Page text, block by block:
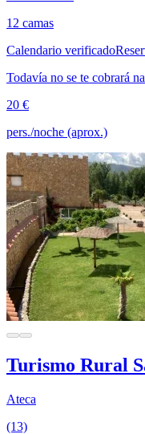
12 camas
Calendario verificado
Todavía no se te cobrará
20 €
pers./noche (aprox.)
Turismo Rural
Ateca
(13)